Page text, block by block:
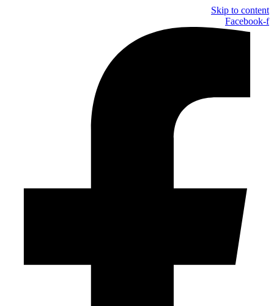
Skip to content
Facebook-f